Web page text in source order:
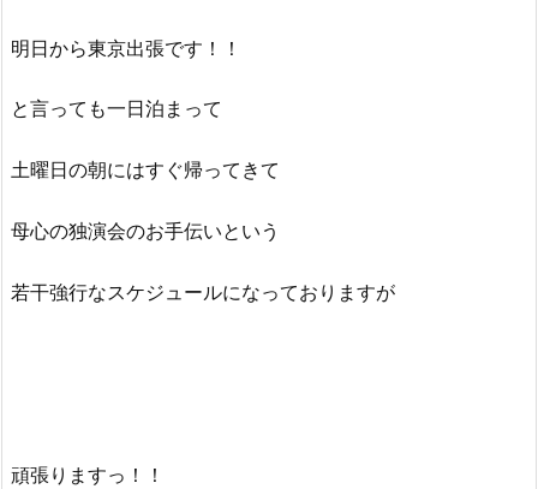
明日から東京出張です！！
と言っても一日泊まって
土曜日の朝にはすぐ帰ってきて
母心の独演会のお手伝いという
若干強行なスケジュールになっておりますが
頑張りますっ！！